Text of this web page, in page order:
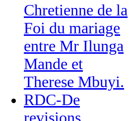
Chretienne de la
Foi du mariage
entre Mr Ilunga
Mande et
Therese Mbuyi.
RDC-De